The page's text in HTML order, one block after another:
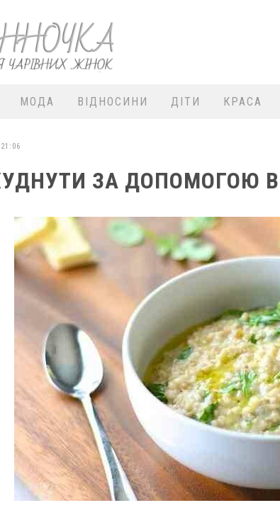
МОДА ВІДНОСИНИ ДІТИ КРАСА
ЗА ДОПОМОГОЮ